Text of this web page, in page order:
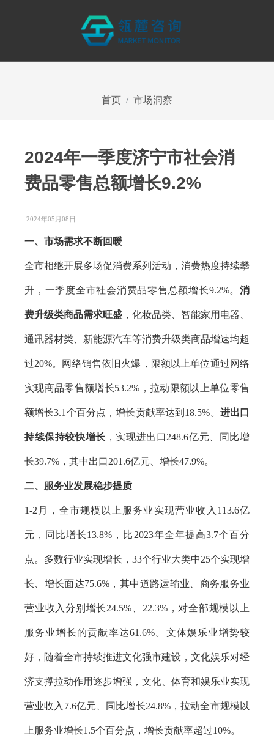
首页 市场洞察
2024年一季度济宁市社会消
费品零售总额增长9.2%
2024年05月08日
一、市场需求不断回暖
全市相继开展多场促消费系列活动，消费热度持续攀
升，一季度全市社会消费品零售总额增长9.2%。 消
费升级类商品需求旺盛 ，化妆品类、智能家用电器、
通讯器材类、新能源汽车等消费升级类商品增速均超
过20%。网络销售依旧火爆，限额以上单位通过网络
实现商品零售额增长53.2%，拉动限额以上单位零售
额增长3.1个百分点，增长贡献率达到18.5%。 进出口
持续保持较快增长 ，实现进出口248.6亿元、同比增
长39.7%，其中出口201.6亿元、增长47.9%。
二、服务业发展稳步提质
1-2月，全市规模以上服务业实现营业收入113.6亿
元，同比增长13.8%，比2023年全年提高3.7个百分
点。多数行业实现增长，33个行业大类中25个实现增
长、增长面达75.6%，其中道路运输业、商务服务业
营业收入分别增长24.5%、22.3%，对全部规模以上
服务业增长的贡献率达61.6%。文体娱乐业增势较
好，随着全市持续推进文化强市建设，文化娱乐对经
济支撑拉动作用逐步增强，文化、体育和娱乐业实现
营业收入7.6亿元、同比增长24.8%，拉动全市规模以
上服务业增长1.5个百分点，增长贡献率超过10%。